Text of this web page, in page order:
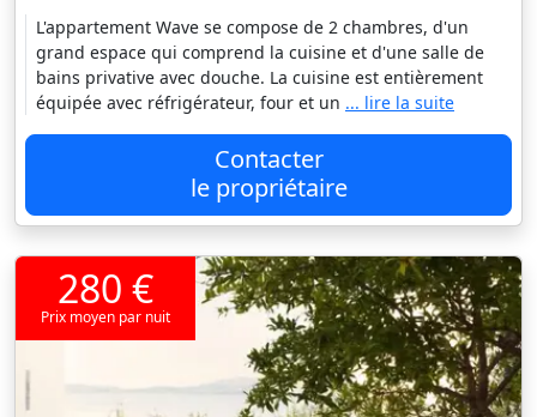
L'appartement Wave se compose de 2 chambres, d'un
grand espace qui comprend la cuisine et d'une salle de
bains privative avec douche. La cuisine est entièrement
équipée avec réfrigérateur, four et un ... lire la suite
Contacter
le propriétaire
280 €
Prix moyen par nuit